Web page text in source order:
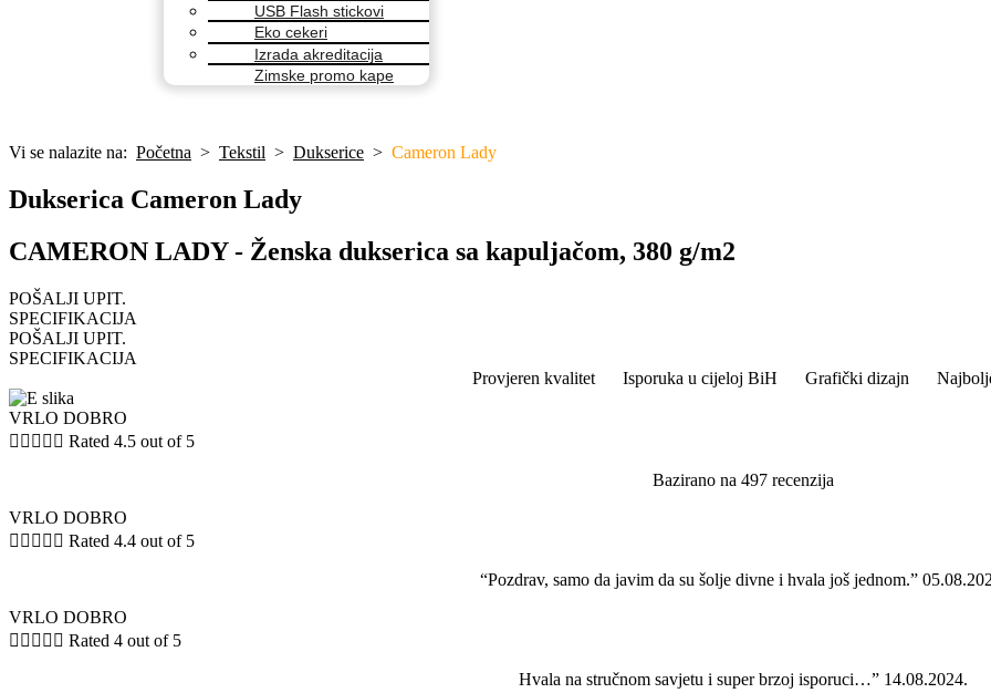
USB Flash stickovi
Eko cekeri
Izrada akreditacija
Zimske promo kape
Vi se nalazite na: Početna > Tekstil > Dukserice > Cameron Lady
Dukserica Cameron Lady
CAMERON LADY - Ženska dukserica sa kapuljačom, 380 g/m2
POŠALJI UPIT.
SPECIFIKACIJA
POŠALJI UPIT.
SPECIFIKACIJA
Provjeren kvalitet
Isporuka u cijeloj BiH Grafički dizajn
VRLO DOBRO
     Rated 4.5 out of 5
Bazirano na 497 recenzija
VRLO DOBRO
     Rated 4.4 out of 5
“Pozdrav, samo da javim da su šolje divne i hvala još jednom.”
VRLO DOBRO
     Rated 4 out of 5
Hvala na stručnom savjetu i super brzoj isporuci…” 14.08.2024.